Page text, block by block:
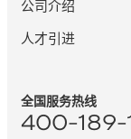
公司介绍
人才引进
全国服务热线
400-189-